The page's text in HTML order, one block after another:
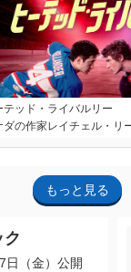
テッド・ライバルリー
ダの作家レイチェル・リ
もっと見る
ク
日（金）公開